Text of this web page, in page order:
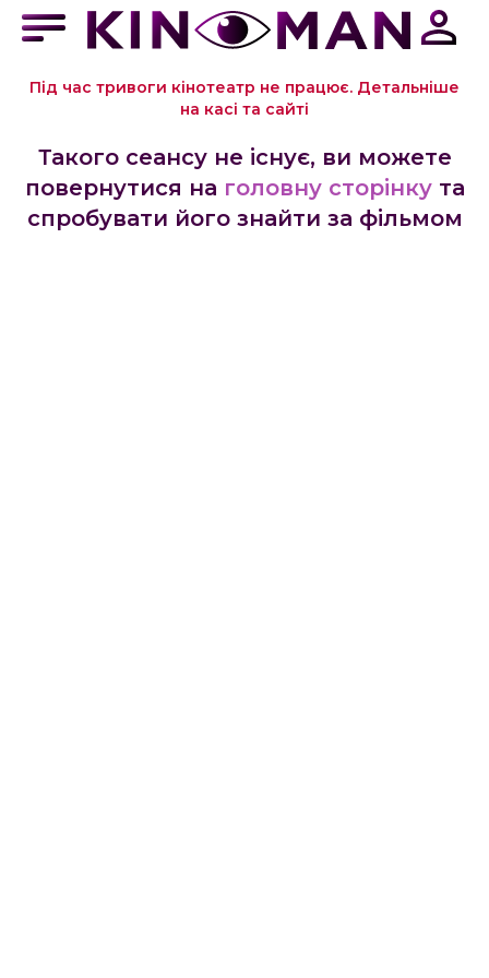
Під час тривоги кінотеатр не працює. Детальніше
на касі та сайті
Такого сеансу не існує, ви можете
повернутися на головну сторінку та
спробувати його знайти за фільмом